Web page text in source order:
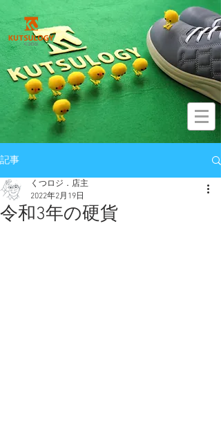
記事
令和3年の硬貨
くつロジ．店主
2022年2月19日